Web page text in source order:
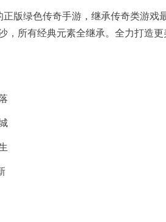
版绿色传奇手游，继承传奇类游戏
，所有经典元素全继承。全力打造